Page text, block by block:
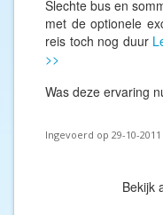
Slechte bus en
met de optionele
reis toch nog duur
>>
Was deze ervaring
Ingevoerd op 29-10-
Bekijk